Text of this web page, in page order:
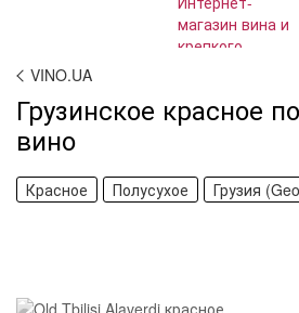
VINO.UA
Грузинское красное
вино
Красное Полусухое Грузия